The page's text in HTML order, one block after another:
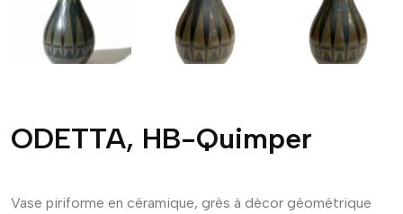
ODETTA, HB-Quimper
Vase piriforme en céramique, grès à décor géométrique